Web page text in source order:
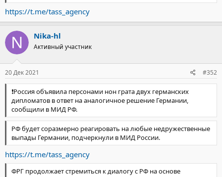
https://t.me/tass_agency
Nika-hl
Активный участник
20 Дек 2021 #352
❗️Россия объявила персонами нон грата двух германских
дипломатов в ответ на аналогичное решение Германии,
сообщили в МИД РФ.
РФ будет соразмерно реагировать на любые недружественные
выпады Германии, подчеркнули в МИД России.
https://t.me/tass_agency
ФРГ продолжает стремиться к диалогу с РФ на основе